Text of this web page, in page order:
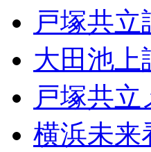
戸塚共
大田池
戸塚共
横浜未来